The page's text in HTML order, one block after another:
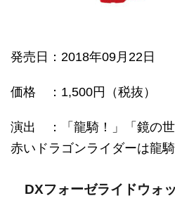
発売日 ：2018年09月22日
価格 ：1,500円（税抜）
演出 ：「龍騎！」「鏡の世
赤いドラゴンライダーは龍
DXフォーゼライドウォ